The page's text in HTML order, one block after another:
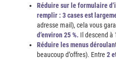
Réduire sur le formulaire
remplir : 3 cases est
adresse mail), cela vous
d’environ 25 %. Il descend à
Réduire les menus
beaucoup d’offres). Entre 2